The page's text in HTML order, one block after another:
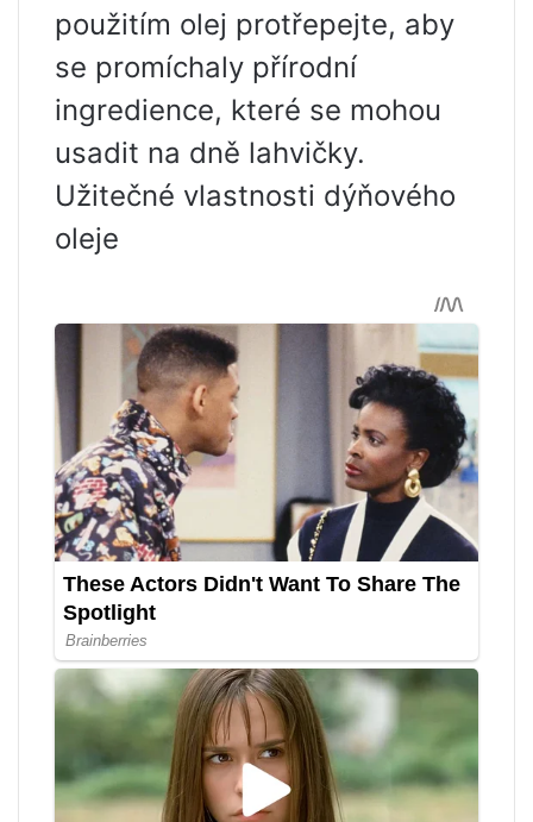
použitím olej protřepejte, aby
se promíchaly přírodní
ingredience, které se mohou
usadit na dně lahvičky.
Užitečné vlastnosti dýňového
oleje